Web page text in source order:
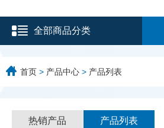
全部商品分类
首页 > 产品中心 > 产品列表
热销产品 产品列表